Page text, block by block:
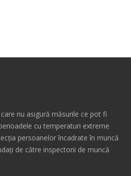
nu asigură măsurile ce pot fi
cu temperaturi extreme
persoanelor încadrate în muncă
de către inspectorii de muncă